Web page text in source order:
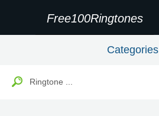
Free100Ringtones
Categories